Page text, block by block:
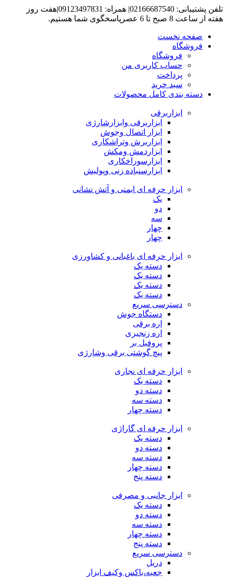
تلفن پشتیبانی: 02166687540| همراه: 09123497831|هفت روز
هفته از ساعت 8 صبح تا 6 عصرپاسخگوی شما هستیم.
صفحه نخست
فروشگاه
فروشگاه
حساب کاربری من
پرداخت
سبد خرید
دسته بندی کامل محصولات
ابزاربرقی
ابزاربرقی وابزارشارژی
ابزار اتصال وجوش
ابزاربرش وتراشکاری
ابزاردمش ومکش
ابزارسوراخکاری
ابزارسنباده زنی وپولیش
ابزار حرفه ای ایمنی و آتش نشانی
یک
دو
سه
چهار
چهار
ابزار حرفه ای باغبانی و کشاورزی
دسته یک
دسته یک
دسته یک
دسته یک
دسترسی سریع
دستگاه جوش
اره برقی
اره زنجیری
پروفیل بر
پیچ گوشتی برقی وشارژی
ابزار حرفه ای نجاری
دسته یک
دسته دو
دسته سه
دسته چهار
ابزار حرفه ای گاراژی
دسته یک
دسته دو
دسته سه
دسته چهار
دسته پنج
ابزار جانبی و مصرفی
دسته یک
دسته دو
دسته سه
دسته چهار
دسته پنج
دسترسی سریع
دریل
جعبه،باکس وکیف ابزار